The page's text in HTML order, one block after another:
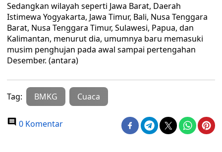
Sedangkan wilayah seperti Jawa Barat, Daerah
Istimewa Yogyakarta, Jawa Timur, Bali, Nusa Tenggara
Barat, Nusa Tenggara Timur, Sulawesi, Papua, dan
Kalimantan, menurut dia, umumnya baru memasuki
musim penghujan pada awal sampai pertengahan
Desember. (antara)
Tag: BMKG Cuaca
0 Komentar